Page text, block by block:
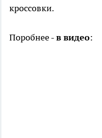
кроссовки.
Поробнее -в видео: